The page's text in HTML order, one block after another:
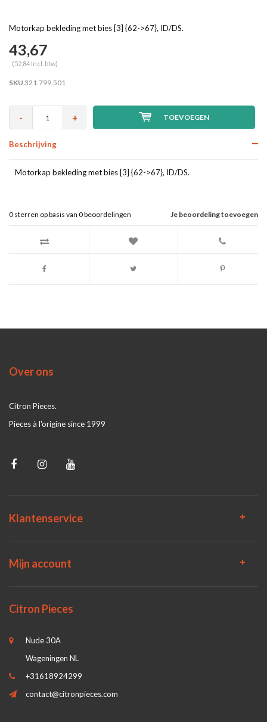
Motorkap bekleding met bies [3] {62->67}, ID/DS.
43,67
(52,84 Incl. btw)
SKU 321.799.501
- + TOEVOEGEN
Beschrijving
Motorkap bekleding met bies [3] {62->67}, ID/DS.
Je beoordeling toevoegen
0 sterren op basis van 0beoordelingen
Over ons
Citron Pieces.
Pieces à l'origine since 1999
Klantenservice
Mijn account
Citron Pieces
Nude 30A
Wageningen NL
+31618924299
contact@citronpieces.com